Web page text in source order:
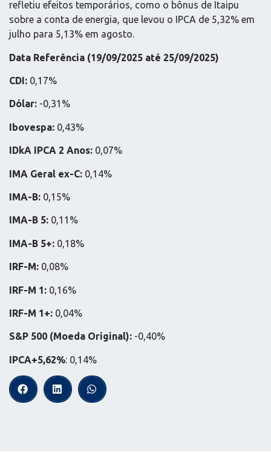
refletiu efeitos temporários, como o bônus de Itaipu
sobre a conta de energia, que levou o IPCA de 5,32% em
julho para 5,13% em agosto.
Data Referência (19/09/2025 até 25/09/2025)
CDI: 0,17%
Dólar: -0,31%
Ibovespa: 0,43%
IDkA IPCA 2 Anos: 0,07%
IMA Geral ex-C: 0,14%
IMA-B: 0,15%
IMA-B 5: 0,11%
IMA-B 5+: 0,18%
IRF-M: 0,08%
IRF-M 1: 0,16%
IRF-M 1+: 0,04%
S&P 500 (Moeda Original): -0,40%
IPCA+5,62%: 0,14%